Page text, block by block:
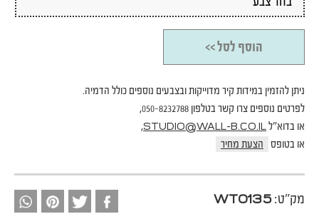
הוסף לסל >>
ניתן להזמין במידות קיר מדוייקות ובצבעים נוספים כולל הדמיה.
לפרטים נוספים צרו קשר בטלפון 050-8232788,
או בדוא"לSTUDIO@WALL-B.CO.IL
,
או בטופס
הצעת מחיר
מק"ט:WT0135